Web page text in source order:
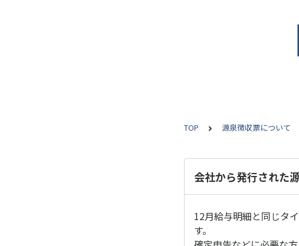
TOP 源泉徴収票について
会社から発行された
12月給与明細と同じタ
す。